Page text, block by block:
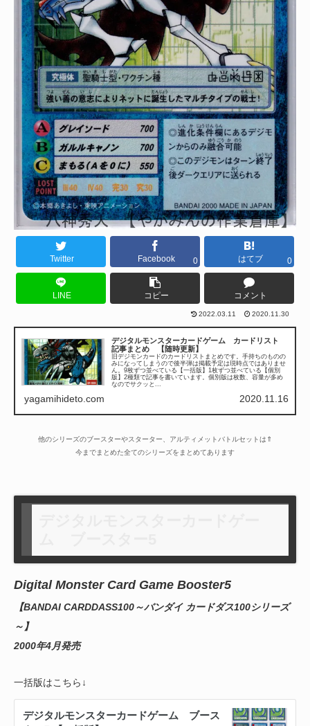
Twitter Facebook 0 はてブ 0
LINE コピー コメント
2022.03.11 2020.11.30
デジタルモンスターカードゲーム カードリスト
記事まとめ 【随時更新】
旧デジモンカードのカードリストまとめです。手持ちのものの
みになってしまうので後半弾は掲載予定は現時点ではありませ
ん。9枚ずつ並べている【一括版】1枚ずつ並べている【個別
版】2種類で記事を書いています。個別版は枚数、容量が多め
なのでサクッと...
yagamihideto.com 2020.11.16
他のシリーズのブースターやスターター、アルティメットバトルセットは⇑
今までまとめた全てのシリーズをまとめてあります
Digital Monster Card Game Booster5
【BANDAI CARDDASS100～バンダイ カードダス100シリーズ
～】
2000年4月発売
一括版はこちら↓